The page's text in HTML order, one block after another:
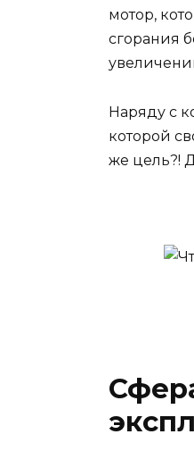
мотор,
сгорания
Наряду с
которой
же цель?!